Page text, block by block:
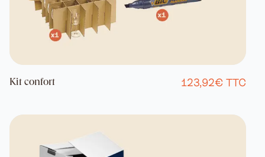
Kit confort 123,92€ TTC